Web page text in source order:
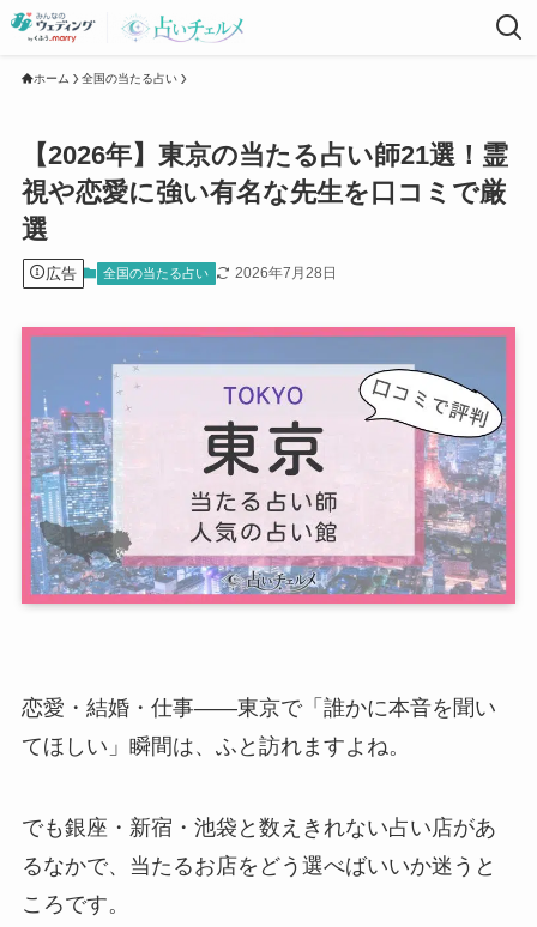
ホーム 全国の当たる占い
【2026年】東京の当たる占い師21選！霊
視や恋愛に強い有名な先生を口コミで厳
選
広告 全国の当たる占い 2026年7月28日
恋愛・結婚・仕事——東京で「誰かに本音を聞い
てほしい」瞬間は、ふと訪れますよね。
でも銀座・新宿・池袋と数えきれない占い店があ
るなかで、当たるお店をどう選べばいいか迷うと
ころです。